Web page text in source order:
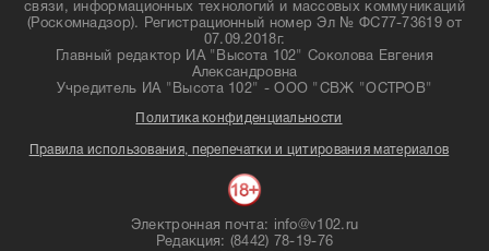
связи, информационных технологий и массовых коммуникаций
(Роскомнадзор). Регистрационный номер Эл № ФС77-73619 от
07.09.2018г.
Главный редактор ИА "Высота 102" Соколова Евгения
Александровна
Учредитель ИА "Высота 102" - ООО "СВЖ "ОСТРОВ"
Политика конфиденциальности
Правила использования, перепечатки и цитирования материалов
Электронная почта: info@v102.ru
Редакция: (8442) 78-19-76